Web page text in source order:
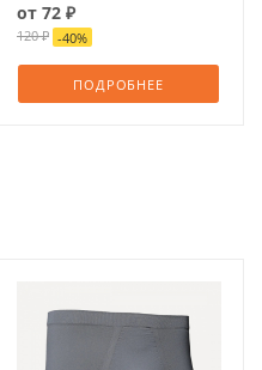
от 72 ₽
120 ₽ -40%
ПОДРОБНЕЕ